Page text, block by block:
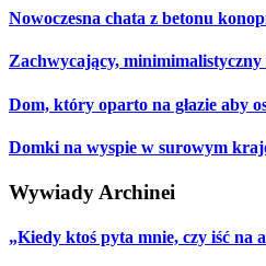
Nowoczesna chata z betonu
Zachwycający,
Dom, który oparto na głazie aby
Domki na wyspie w surowym
Wywiady Archinei
„Kiedy ktoś pyta mnie, czy iść na